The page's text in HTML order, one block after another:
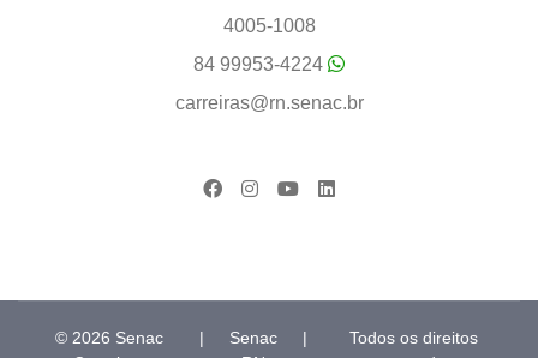
4005-1008
84 99953-4224
carreiras@rn.senac.br
© 2026 Senac
|
Senac
|
Todos os direitos